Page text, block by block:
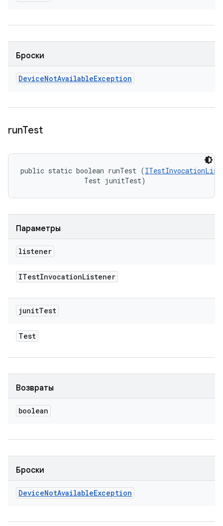
Броски
DeviceNotAvailableException
runTest
public static boolean runTest (
                Test junitTest)
Параметры
listener
ITestInvocationListener
junitTest
Test
Возвраты
boolean
Броски
DeviceNotAvailableException